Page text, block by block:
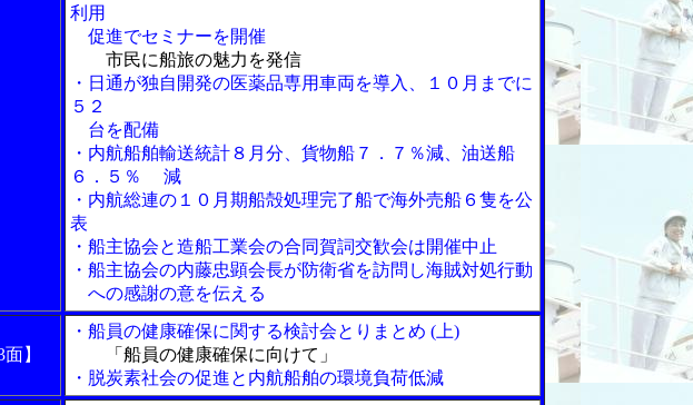
利用
促進でセミナーを開催
市民に船旅の魅力を発信
・日通が独自開発の医薬品専用車両を導入、１０月までに
５２
台を配備
・内航船舶輸送統計８月分、貨物船７．７％減、油送船
６．５％ 減
・内航総連の１０月期船殻処理完了船で海外売船６隻を公
表
・船主協会と造船工業会の合同賀詞交歓会は開催中止
・船主協会の内藤忠顕会長が防衛省を訪問し海賊対処行動
への感謝の意を伝える
】
・船員の健康確保に関する検討会とりまとめ (上)
「船員の健康確保に向けて」
・脱炭素社会の促進と内航船舶の環境負荷低減